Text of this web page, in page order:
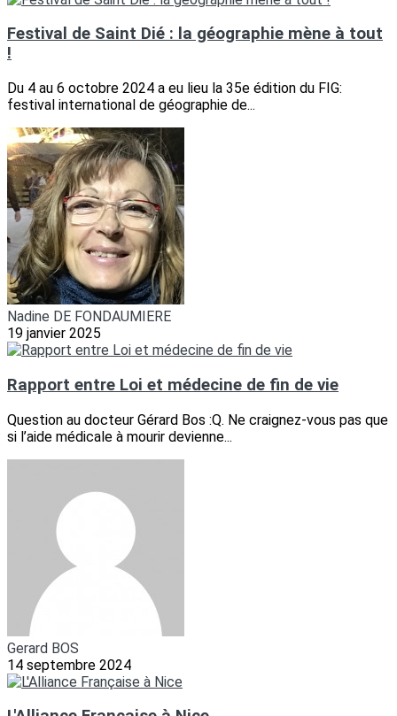
Festival de Saint Dié : la géographie mène à tout
!
Du 4 au 6 octobre 2024 a eu lieu la 35e édition du FIG:
festival international de géographie de...
Nadine DE FONDAUMIERE
19 janvier 2025
Rapport entre Loi et médecine de fin de vie
Question au docteur Gérard Bos :Q. Ne craignez-vous pas que
si l’aide médicale à mourir devienne...
Gerard BOS
14 septembre 2024